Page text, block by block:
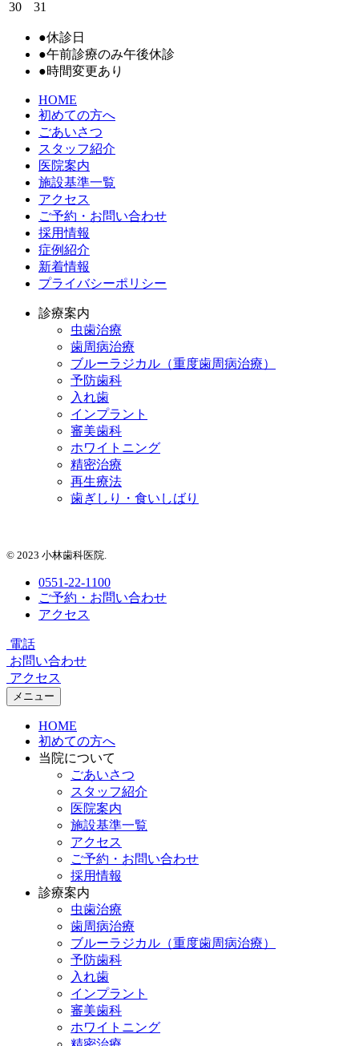
30
31
●休診日
●午前診療のみ午後休診
●時間変更あり
HOME
初めての方へ
ごあいさつ
スタッフ紹介
医院案内
施設基準一覧
アクセス
ご予約・お問い合わせ
採用情報
症例紹介
新着情報
プライバシーポリシー
診療案内
虫歯治療
歯周病治療
ブルーラジカル（重度歯周病治療）
予防歯科
入れ歯
インプラント
審美歯科
ホワイトニング
精密治療
再生療法
歯ぎしり・食いしばり
© 2023 小林歯科医院.
0551-22-1100
ご予約・お問い合わせ
アクセス
電話
お問い合わせ
アクセス
メニュー
HOME
初めての方へ
当院について
ごあいさつ
スタッフ紹介
医院案内
施設基準一覧
アクセス
ご予約・お問い合わせ
採用情報
診療案内
虫歯治療
歯周病治療
ブルーラジカル（重度歯周病治療）
予防歯科
入れ歯
インプラント
審美歯科
ホワイトニング